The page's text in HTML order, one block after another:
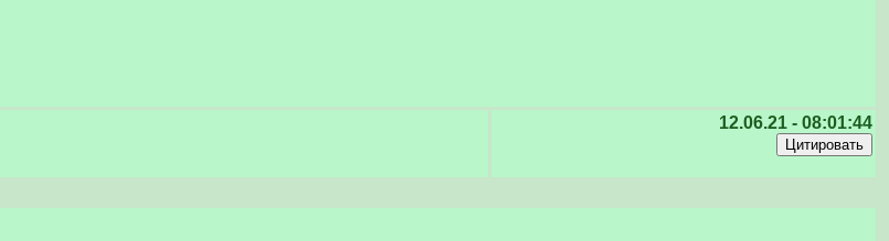
12.06.21 - 08:01:44